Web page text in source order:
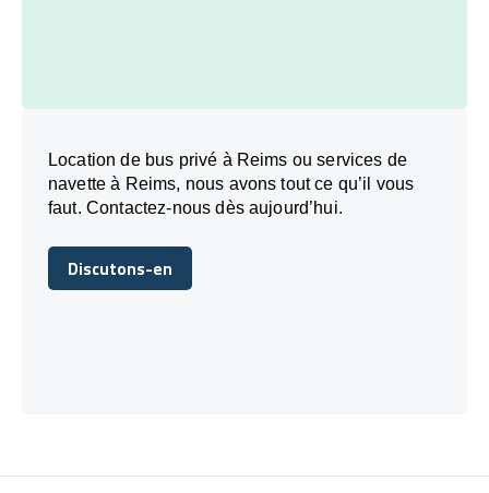
Location de bus privé à Reims ou services de
navette à Reims, nous avons tout ce qu’il vous
faut. Contactez-nous dès aujourd’hui.
Discutons-en
Discutons-en